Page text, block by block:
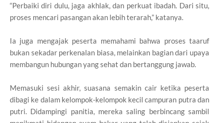
“Perbaiki diri dulu, jaga akhlak, dan perkuat ibadah. Dari situ,
proses mencari pasangan akan lebih terarah,” katanya.
Ia juga mengajak peserta memahami bahwa proses taaruf
bukan sekadar perkenalan biasa, melainkan bagian dari upaya
membangun hubungan yang sehat dan bertanggung jawab.
Memasuki sesi akhir, suasana semakin cair ketika peserta
dibagi ke dalam kelompok-kelompok kecil campuran putra dan
putri. Didampingi panitia, mereka saling berbincang sambil